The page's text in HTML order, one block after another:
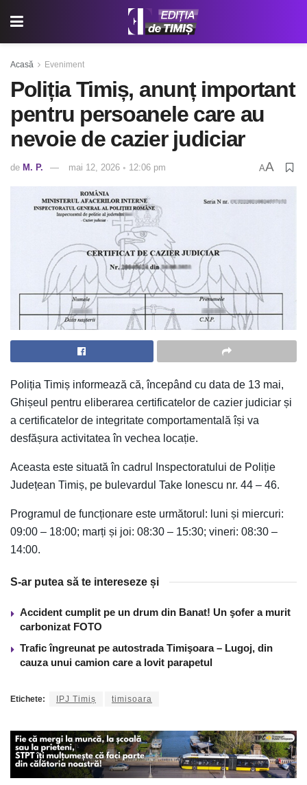
Acasă Eveniment
Poliția Timiș, anunț important
pentru persoanele care au
nevoie de cazier judiciar
de M. P. mai 12, 2026 ◦ 12:06 pm AA
Poliția Timiș informează că, începând cu data de 13 mai,
Ghișeul pentru eliberarea certificatelor de cazier judiciar și
a certificatelor de integritate comportamentală își va
desfășura activitatea în vechea locație.
Aceasta este situată în cadrul Inspectoratului de Poliție
Județean Timiș, pe bulevardul Take Ionescu nr. 44 – 46.
Programul de funcționare este următorul: luni și miercuri:
09:00 – 18:00; marți și joi: 08:30 – 15:30; vineri: 08:30 –
14:00.
S-ar putea să te intereseze și
Accident cumplit pe un drum din Banat! Un şofer a murit
carbonizat FOTO
Trafic îngreunat pe autostrada Timişoara – Lugoj, din
cauza unui camion care a lovit parapetul
Etichete: IPJ Timiș timisoara